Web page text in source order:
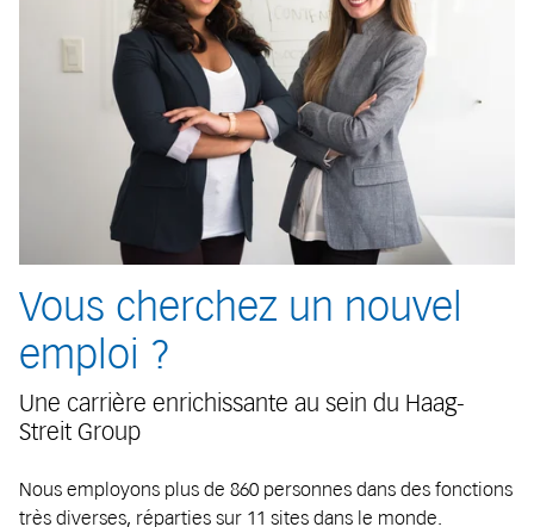
Vous cherchez un nouvel
emploi ?
Une carrière enrichissante au sein du Haag-
Streit Group
Nous employons plus de 860 personnes dans des fonctions
très diverses, réparties sur 11 sites dans le monde.